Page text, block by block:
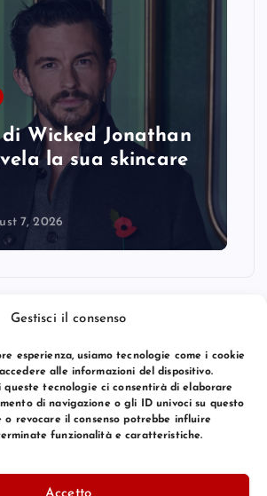
Gestisci il consenso
esperienza, usiamo tecnologie come i cookie
alle informazioni del dispositivo.
queste tecnologie ci consentirà di elaborare
di navigazione o gli ID univoci su questo
o revocare il consenso potrebbe influire
funzionalità e caratteristiche.
Accetto
Wicked Jonathan
la sua skincare
7, 2026